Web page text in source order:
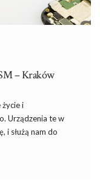
– Kraków
i
Urządzenia te w
i służą nam do
jest szeroki wybór